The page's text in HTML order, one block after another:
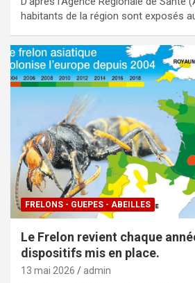
habitants de la région sont exposés
FRELONS - GUEPES - ABEILLES
Le Frelon revient chaque
dispositifs mis en place.
13 mai 2026 admin